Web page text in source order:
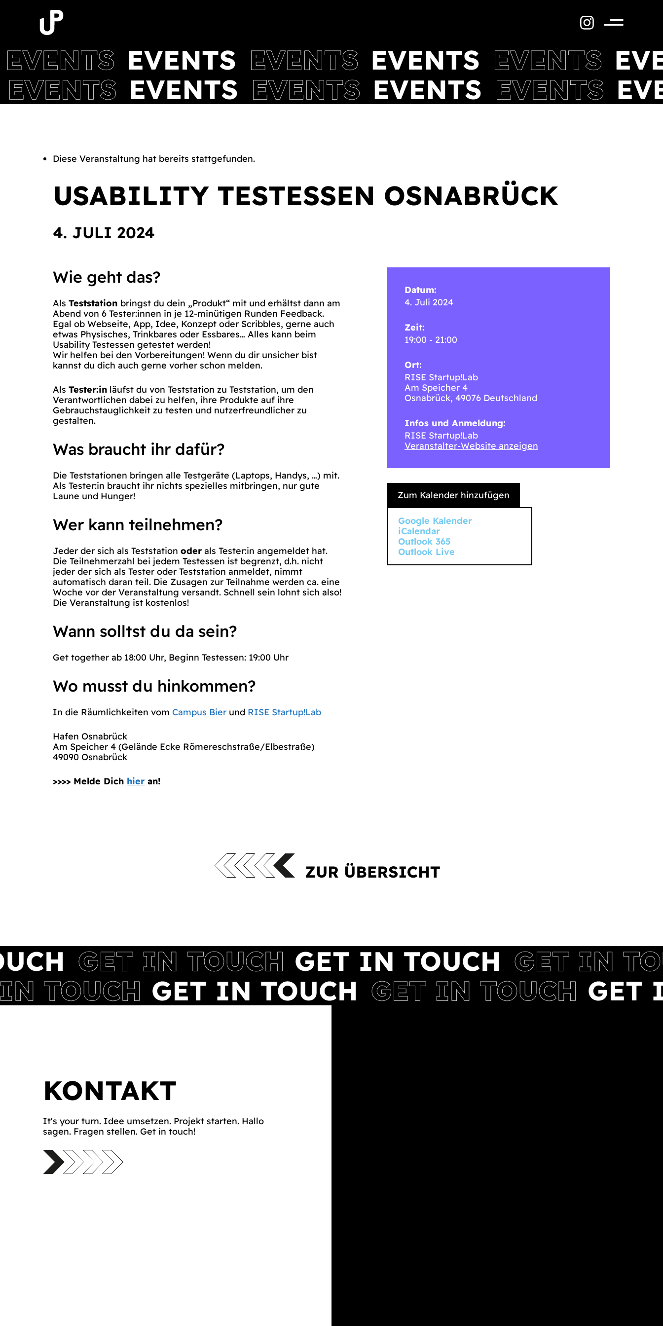
Diese Veranstaltung hat bereits stattgefunden.
USABILITY TESTESSEN OSNABRÜCK
4. JULI 2024
Wie geht das?
Als Teststation bringst du dein „Produkt“ mit und erhältst dann am
Abend von 6 Tester:innen in je 12-minütigen Runden Feedback.
Egal ob Webseite, App, Idee, Konzept oder Scribbles, gerne auch
etwas Physisches, Trinkbares oder Essbares… Alles kann beim
Usability Testessen getestet werden!
Wir helfen bei den Vorbereitungen! Wenn du dir unsicher bist
kannst du dich auch gerne vorher schon melden.
Als Tester:in läufst du von Teststation zu Teststation, um den
Verantwortlichen dabei zu helfen, ihre Produkte auf ihre
Gebrauchstauglichkeit zu testen und nutzerfreundlicher zu
gestalten.
Was braucht ihr dafür?
Die Teststationen bringen alle Testgeräte (Laptops, Handys, …) mit.
Als Tester:in braucht ihr nichts spezielles mitbringen, nur gute
Laune und Hunger!
Wer kann teilnehmen?
Jeder der sich als Teststation oder als Tester:in angemeldet hat.
Die Teilnehmerzahl bei jedem Testessen ist begrenzt, d.h. nicht
jeder der sich als Tester oder Teststation anmeldet, nimmt
automatisch daran teil. Die Zusagen zur Teilnahme werden ca. eine
Woche vor der Veranstaltung versandt. Schnell sein lohnt sich also!
Die Veranstaltung ist kostenlos!
Wann solltst du da sein?
Get together ab 18:00 Uhr, Beginn Testessen: 19:00 Uhr
Wo musst du hinkommen?
In die Räumlichkeiten vom Campus Bier und RISE Startup!Lab
Hafen Osnabrück
Am Speicher 4 (Gelände Ecke Römereschstraße/Elbestraße)
49090 Osnabrück
>>>> Melde Dich hier an!
Datum:
4. Juli 2024
Zeit:
19:00 - 21:00
Ort:
RISE Startup!Lab
Am Speicher 4
Osnabrück, 49076 Deutschland
Infos und Anmeldung:
RISE Startup!Lab
Veranstalter-Website anzeigen
Zum Kalender hinzufügen
Google Kalender
iCalendar
Outlook 365
Outlook Live
KONTAKT
It's your turn. Idee umsetzen. Projekt starten. Hallo
sagen. Fragen stellen. Get in touch!